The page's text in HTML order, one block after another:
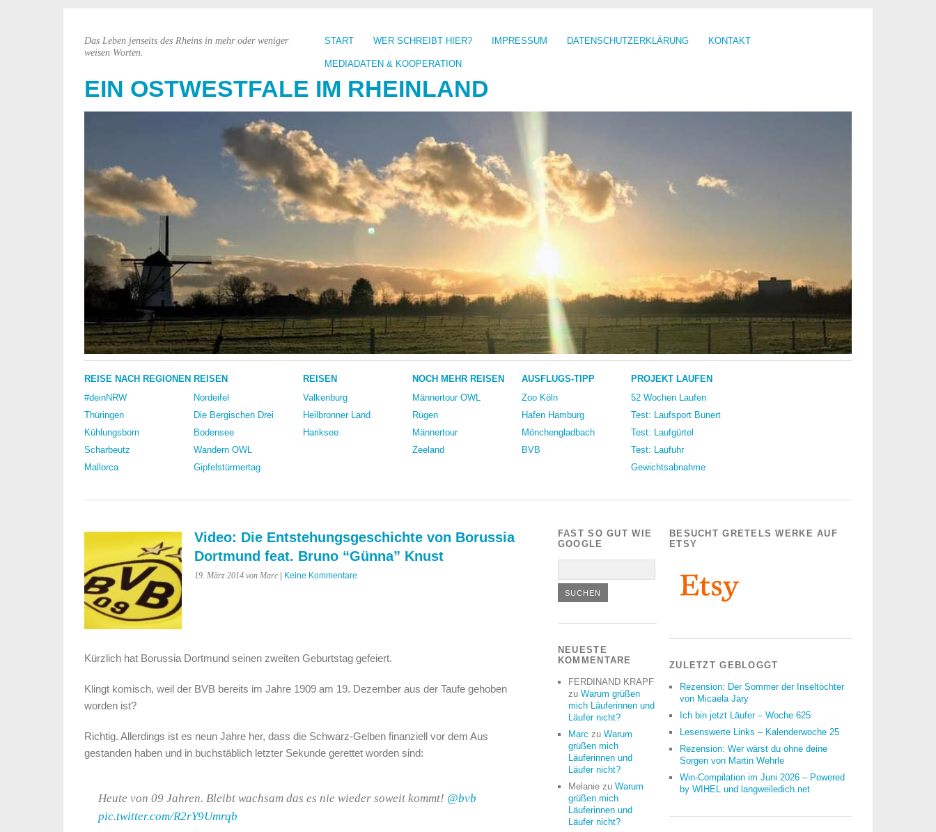
START WER SCHREIBT HIER? IMPRESSUM DATENSCHUTZERKLÄRUNG KONTAKT
MEDIADATEN & KOOPERATION
EIN OSTWESTFALE IM RHEINLAND
Das Leben jenseits des Rheins in mehr oder weniger
weisen Worten.
REISE NACH REGIONEN
#deinNRW
Thüringen
Kühlungsborn
Scharbeutz
Mallorca
REISEN
Nordeifel
Die Bergischen Drei
Bodensee
Wandern OWL
Gipfelstürmertag
REISEN
Valkenburg
Heilbronner Land
Hariksee
NOCH MEHR REISEN
Männertour OWL
Rügen
Männertour
Zeeland
AUSFLUGS-TIPP
Zoo Köln
Hafen Hamburg
Mönchengladbach
BVB
PROJEKT LAUFEN
52 Wochen Laufen
Test: Laufsport Bunert
Test: Laufgürtel
Test: Laufuhr
Gewichtsabnahme
Video: Die Entstehungsgeschichte von Borussia
Dortmund feat. Bruno “Günna” Knust
19. März 2014 von Marc| Keine Kommentare
Kürzlich hat Borussia Dortmund seinen zweiten Geburtstag gefeiert.
Klingt komisch, weil der BVB bereits im Jahre 1909 am 19. Dezember aus der Taufe gehoben
worden ist?
Richtig. Allerdings ist es neun Jahre her, dass die Schwarz-Gelben finanziell vor dem Aus
gestanden haben und in buchstäblich letzter Sekunde gerettet worden sind:
Heute von 09 Jahren. Bleibt wachsam das es nie wieder soweit kommt! @bvb
pic.twitter.com/R2rY9Umrqb
FAST SO GUT WIE
GOOGLE
NEUESTE
KOMMENTARE
FERDINAND KRAPF
zu Warum grüßen
mich Läuferinnen und
Läufer nicht?
Marc zu Warum
grüßen mich
Läuferinnen und
Läufer nicht?
Melaniezu Warum
grüßen mich
Läuferinnen und
Läufer nicht?
BESUCHT GRETELS WERKE AUF
ETSY
ZULETZT GEBLOGGT
Rezension: Der Sommer der Inseltöchter
von Micaela Jary
Ich bin jetzt Läufer – Woche 625
Lesenswerte Links – Kalenderwoche 25
Rezension: Wer wärst du ohne deine
Sorgen von Martin Wehrle
Win-Compilation im Juni 2026 – Powered
by WIHEL und langweiledich.net